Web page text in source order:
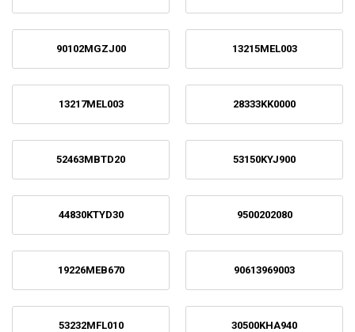
90102MGZJ00 13215MEL003
13217MEL003 28333KK0000
52463MBTD20 53150KYJ900
44830KTYD30 9500202080
19226MEB670 90613969003
53232MFL010 30500KHA940